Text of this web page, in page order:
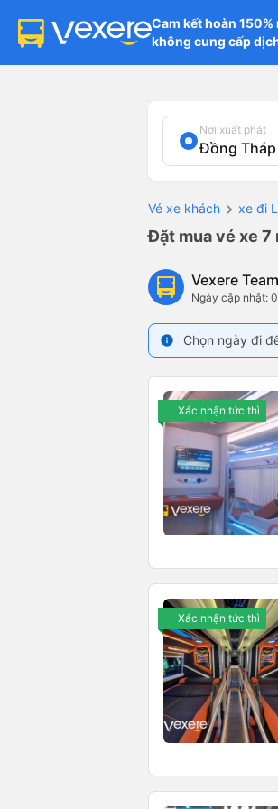
Cam kết hoàn 150%
không cung cấp
Nơi xuất phát
Vé xe khách xe đi
Đặt mua vé xe 7
Vexere Team
Ngày cập nhật:
info Chọn ngày đi
Xác nhận tức thì
Xác nhận tức thì